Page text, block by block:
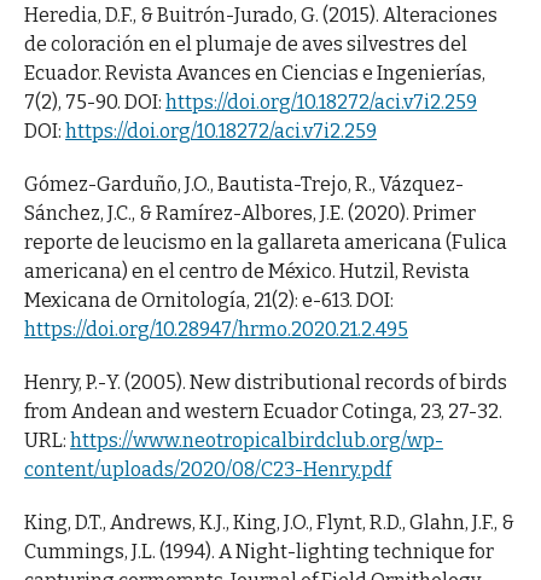
Heredia, D.F., & Buitrón-Jurado, G. (2015). Alteraciones
de coloración en el plumaje de aves silvestres del
Ecuador. Revista Avances en Ciencias e Ingenierías,
7(2), 75-90. DOI: https://doi.org/10.18272/aci.v7i2.259
DOI: https://doi.org/10.18272/aci.v7i2.259
Gómez-Garduño, J.O., Bautista-Trejo, R., Vázquez-
Sánchez, J.C., & Ramírez-Albores, J.E. (2020). Primer
reporte de leucismo en la gallareta americana (Fulica
americana) en el centro de México. Hutzil, Revista
Mexicana de Ornitología, 21(2): e-613. DOI:
https://doi.org/10.28947/hrmo.2020.21.2.495
Henry, P.-Y. (2005). New distributional records of birds
from Andean and western Ecuador Cotinga, 23, 27-32.
URL: https://www.neotropicalbirdclub.org/wp-
content/uploads/2020/08/C23-Henry.pdf
King, D.T., Andrews, K.J., King, J.O., Flynt, R.D., Glahn, J.F., &
Cummings, J.L. (1994). A Night-lighting technique for